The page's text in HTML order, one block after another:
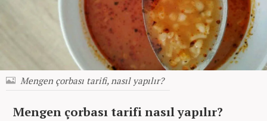
Mengen çorbası tarifi, nasıl yapılır?
Mengen çorbası tarifi nasıl yapılır?